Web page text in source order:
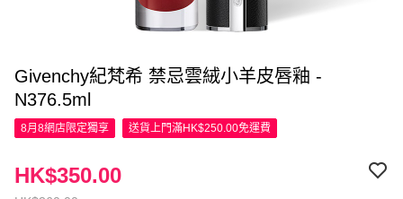
Givenchy紀梵希 禁忌雲絨小羊皮唇釉 -
N376.5ml
8月8網店限定獨享 送貨上門滿HK$250.00免運費
HK$350.00